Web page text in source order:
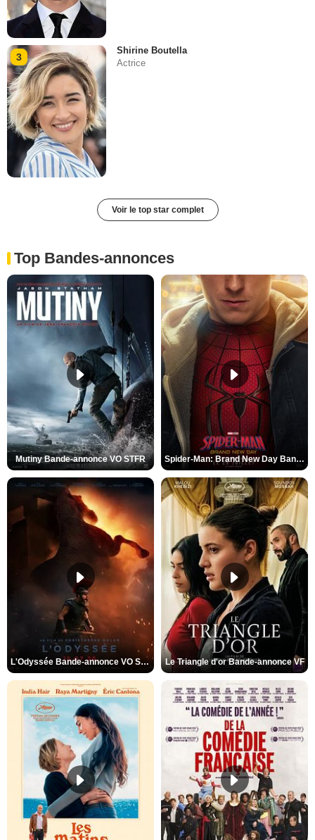
3
Shirine Boutella
Actrice
Voir le top star complet
Top Bandes-annonces
Mutiny Bande-annonce VO STFR Spider-Man: Brand New Day Bande-annonce VO STFR
L'Odyssée Bande-annonce VO STFR Le Triangle d'or Bande-annonce VF